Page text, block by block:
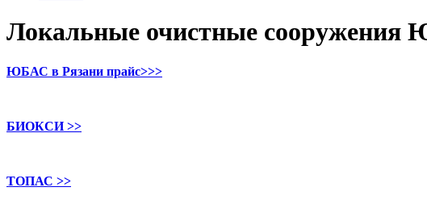
Локальные очистные
ЮБАС в Рязани прайс>>>
БИОКСИ >>
ТОПАС >>